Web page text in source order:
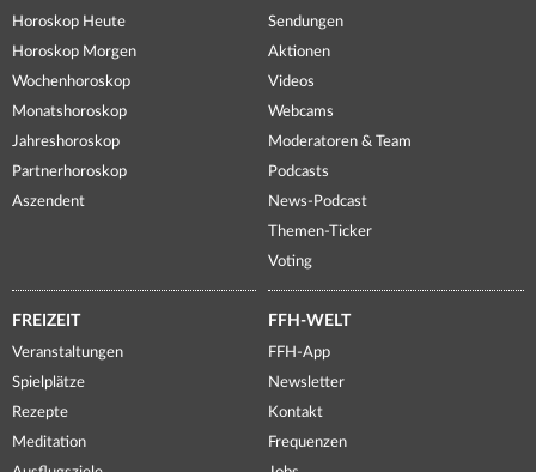
Horoskop Heute
Horoskop Morgen
Wochenhoroskop
Monatshoroskop
Jahreshoroskop
Partnerhoroskop
Aszendent
Sendungen
Aktionen
Videos
Webcams
Moderatoren & Team
Podcasts
News-Podcast
Themen-Ticker
Voting
FREIZEIT
Veranstaltungen
Spielplätze
Rezepte
Meditation
FFH-WELT
FFH-App
Newsletter
Kontakt
Frequenzen